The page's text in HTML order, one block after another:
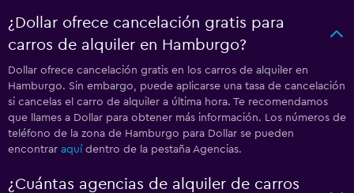
¿Dollar ofrece cancelación gratis para
carros de alquiler en Hamburgo?
Dollar ofrece cancelación gratis en los carros de alquiler en
Hamburgo. Sin embargo, puede aplicarse una tasa de cancelación
si cancelas el carro de alquiler a última hora. Te recomendamos
que llames a Dollar para obtener más información. Los números de
teléfono de la zona de Hamburgo para Dollar se pueden
encontrar aquí dentro de la pestaña Agencias.
¿Cuántas agencias de alquiler de carros